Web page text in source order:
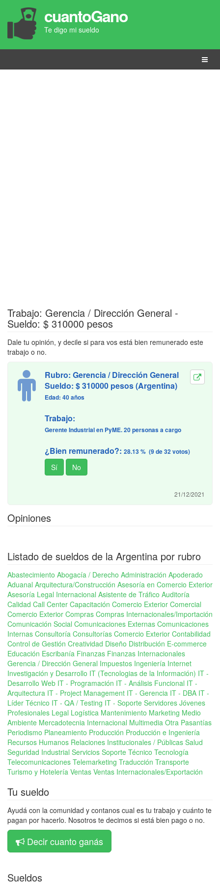
cuantoGano
Te digo mi sueldo
Menú
Trabajo: Gerencia / Dirección General -
Sueldo: $ 310000 pesos
Dale tu opinión, y decile si para vos está bien remunerado este
trabajo o no.
Rubro: Gerencia / Dirección General
Sueldo: $ 310000 pesos (Argentina)
Edad: 40 años
Trabajo:
Gerente Industrial en PyME. 20 personas a cargo
¿Bien remunerado?: 28.13 % (9 de 32 votos)
21/12/2021
Opiniones
Listado de sueldos de la Argentina por rubro
Abastecimiento Abogacía / Derecho Administración Apoderado
Aduanal Arquitectura/Construcción Asesoría en Comercio Exterior
Asesoría Legal Internacional Asistente de Tráfico Auditoría
Calidad Call Center Capacitación Comercio Exterior Comercial
Comercio Exterior Compras Compras Internacionales/Importación
Comunicación Social Comunicaciones Externas Comunicaciones
Internas Consultoría Consultorías Comercio Exterior Contabilidad
Control de Gestión Creatividad Diseño Distribución E-commerce
Educación Escribanía Finanzas Finanzas Internacionales
Gerencia / Dirección General Impuestos Ingeniería Internet
Investigación y Desarrollo IT (Tecnologias de la Información) IT -
Desarrollo Web IT - Programación IT - Análisis Funcional IT -
Arquitectura IT - Project Management IT - Gerencia IT - DBA IT -
Líder Técnico IT - QA / Testing IT - Soporte Servidores Jóvenes
Profesionales Legal Logística Mantenimiento Marketing Medio
Ambiente Mercadotecnia Internacional Multimedia Otra Pasantías
Periodismo Planeamiento Producción Producción e Ingeniería
Recursos Humanos Relaciones Institucionales / Públicas Salud
Seguridad Industrial Servicios Soporte Técnico Tecnología
Telecomunicaciones Telemarketing Traducción Transporte
Turismo y Hotelería Ventas Ventas Internacionales/Exportación
Tu sueldo
Ayudá con la comunidad y contanos cual es tu trabajo y cuánto te
pagan por hacerlo. Nosotros te decimos si está bien pago o no.
Decir cuanto ganás
Sueldos